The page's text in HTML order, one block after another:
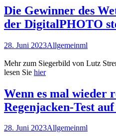
Die Gewinner des
der DigitalPHOTO
28. Juni 2023Allgemeinml
Mehr zum Siegerbild von Lutz
lesen Sie hier
Wenn es mal wieder
Regenjacken-Test
28. Juni 2023Allgemeinml